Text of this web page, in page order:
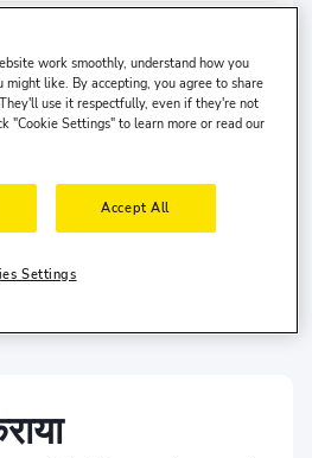
10:00
ड्रॉप-ऑफ समय
work smoothly, understand how you
might like. By accepting, you agree to share
use it respectfully, even if they're not
"Cookie Settings" to learn more or read our
Accept All
Settings